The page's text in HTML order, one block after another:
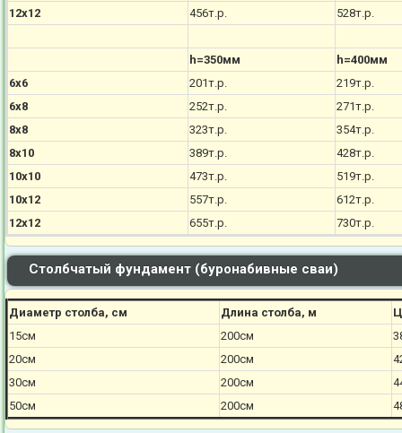
12х12
456т.р. 528т.р.
h=350мм
h=400мм
6х6
201т.р.
219т.р.
6х8
252т.р.
271т.р.
8х8
323т.р.
354т.р.
8х10
389т.р.
428т.р.
10х10
473т.р.
519т.р.
10х12
557т.р.
612т.р.
12х12
655т.р. 730т.р.
Столбчатый фундамент (буронабивные сваи)
Диаметр столба, см Длина столба, м
15см
200см
20см
200см
30см
200см
50см
200см